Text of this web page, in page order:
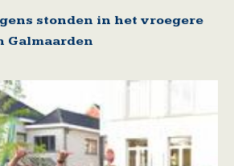
stonden in het vroegere
Galmaarden